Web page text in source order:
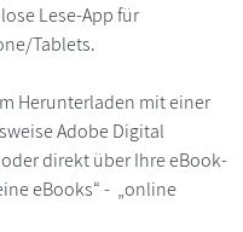
Lese-App für
Tablets.
Herunterladen mit einer
Adobe Digital
oder direkt über Ihre eBook-
eBooks“ - „online